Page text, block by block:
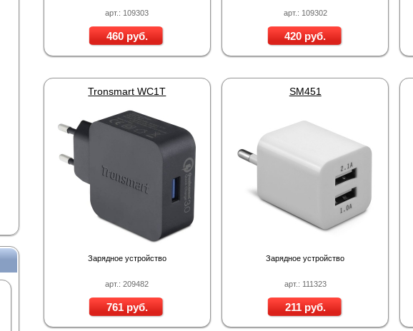
арт.: 109303
460 руб.
арт.: 109302
420 руб.
арт.: 209482
Tronsmart WC1T
Зарядное устройство
761 руб.
арт.: 111323
SM451
Зарядное устройство
211 руб.